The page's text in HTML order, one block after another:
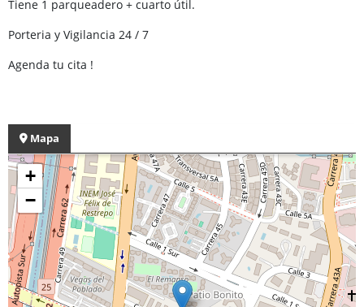
Tiene 1 parqueadero + cuarto útil.
Porteria y Vigilancia 24 / 7
Agenda tu cita !
Mapa
+
−